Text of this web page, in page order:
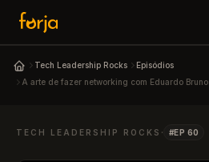
Tech Leadership Rocks
Episódios
A arte de fazer networking com Eduardo Bruno
TECH LEADERSHIP ROCKS · #EP 60